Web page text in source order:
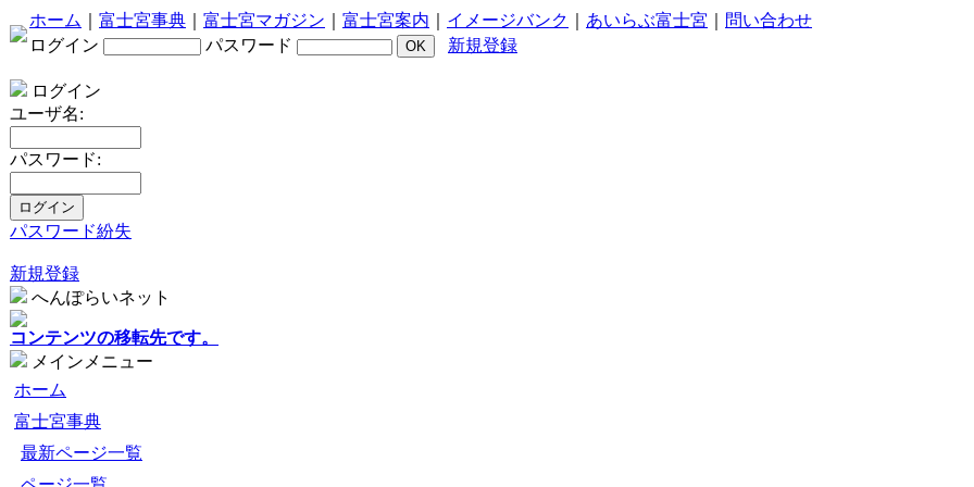
ホーム 富士宮事典 富士宮マガジン 富士宮案内 イメージバンク あいらぶ富士宮
問い合わせ
ログイン
パスワード 新規登録
ログイン
ユーザ名:
パスワード:
パスワード紛失
新規登録
へんぽらいネット
コンテンツの移転先です。
メインメニュー
ホーム
富士宮事典
最新ページ一覧